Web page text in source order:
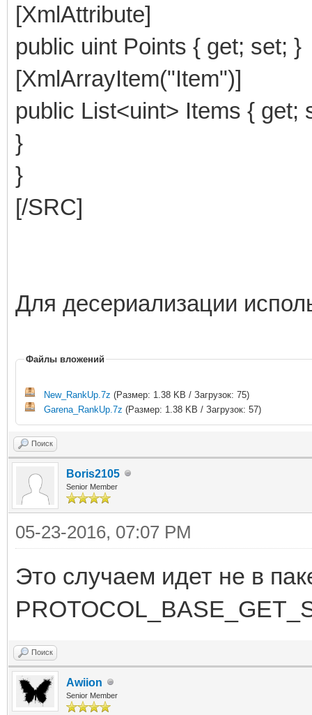
[XmlAttribute]
public uint Points { get; set; }
[XmlArrayItem("Item")]
public List<uint> Items { get;
}
}
[/SRC]
Для десериализации
Файлы вложений
New_RankUp.7z (Размер: 1.38 KB / Загрузок: 75)
Garena_RankUp.7z (Размер: 1.38 KB / Загрузок: 57)
Поиск
Boris2105
Senior Member
05-23-2016, 07:07 PM
Это случаем идет не в
Поиск
Awiion
Senior Member